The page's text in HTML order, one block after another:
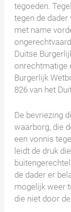
tegoeden.
tegen de
met name
Duitse
onrechtmatige
Burgerlijk
826 van het
De bevriezing
waarborg, die
een vonnis
leidt de druk
de dader er
mogelijk weer
die niet door